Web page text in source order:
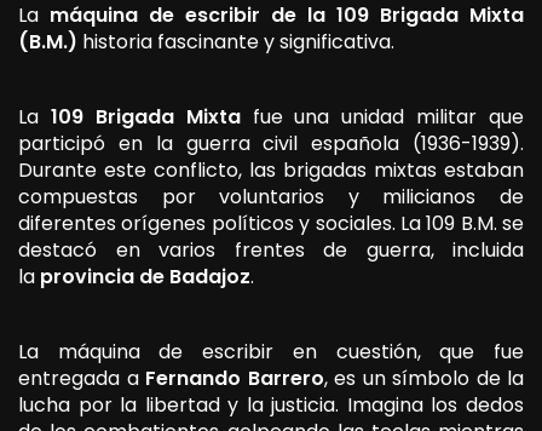
La máquina de escribir de la 109 Brigada Mixta
(B.M.) historia fascinante y significativa.
La 109 Brigada Mixtafue una unidad militar que
participó en la guerra civil española (1936-1939).
Durante este conflicto, las brigadas mixtas estaban
compuestas por voluntarios y milicianos de
diferentes orígenes políticos y sociales. La 109 B.M. se
destacó en varios frentes de guerra, incluida
la provincia de Badajoz.
La máquina de escribir en cuestión, que fue
entregada a Fernando Barrero, es un símbolo de la
lucha por la libertad y la justicia. Imagina los dedos